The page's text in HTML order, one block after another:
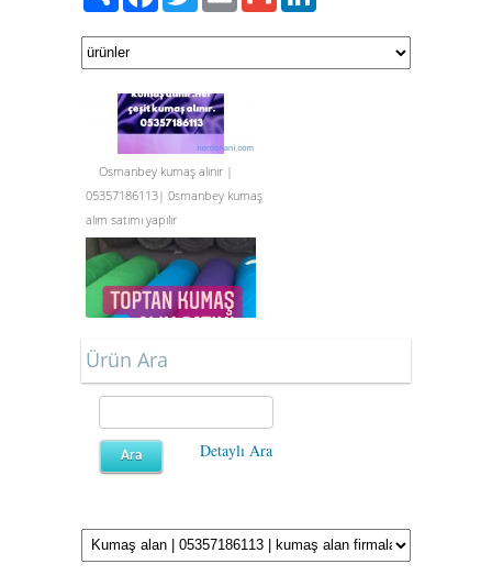
05357186113 | Toptan kumaş
alım satımı
Ürün Ara
Detaylı Ara